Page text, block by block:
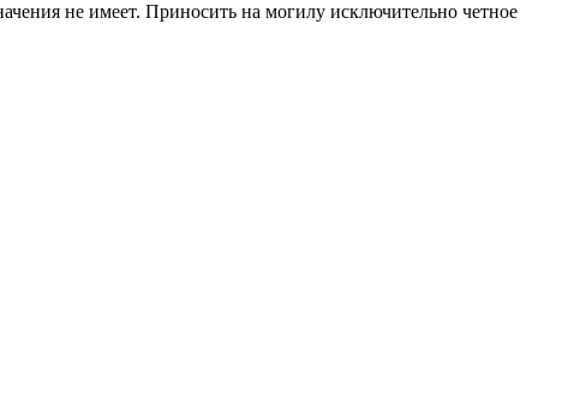
не имеет. Приносить на могилу исключительно четное